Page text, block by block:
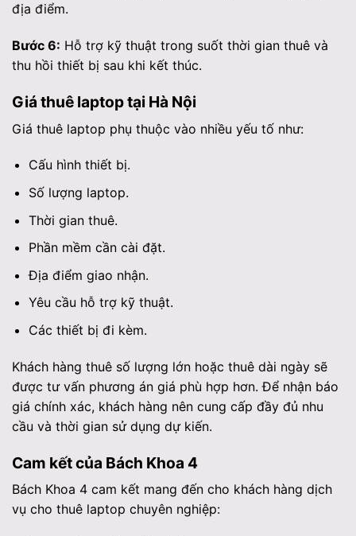
địa điểm.
Bước 6: Hỗ trợ kỹ thuật trong suốt thời gian thuê và
thu hồi thiết bị sau khi kết thúc.
Giá thuê laptop tại Hà Nội
Giá thuê laptop phụ thuộc vào nhiều yếu tố như:
Cấu hình thiết bị.
Số lượng laptop.
Thời gian thuê.
Phần mềm cần cài đặt.
Địa điểm giao nhận.
Yêu cầu hỗ trợ kỹ thuật.
Các thiết bị đi kèm.
Khách hàng thuê số lượng lớn hoặc thuê dài ngày sẽ
được tư vấn phương án giá phù hợp hơn. Để nhận báo
giá chính xác, khách hàng nên cung cấp đầy đủ nhu
cầu và thời gian sử dụng dự kiến.
Cam kết của Bách Khoa 4
Bách Khoa 4 cam kết mang đến cho khách hàng dịch
vụ cho thuê laptop chuyên nghiệp: